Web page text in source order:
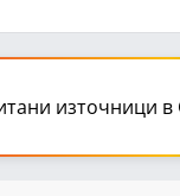
източници в